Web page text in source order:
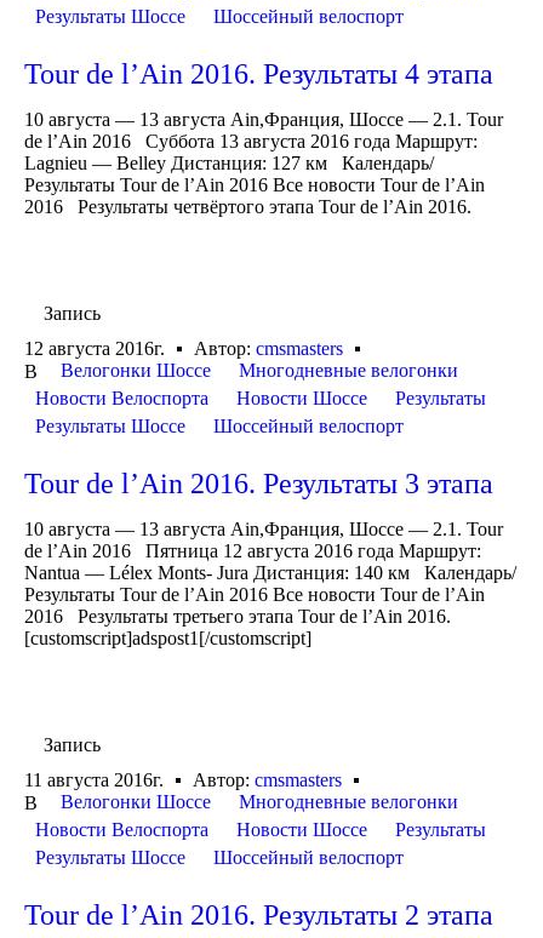
Результаты Шоссе
Шоссейный велоспорт
Tour de l’Ain 2016. Результаты 4 этапа
10 августа — 13 августа Ain,Франция, Шоссе — 2.1. Tour
de l’Ain 2016 Суббота 13 августа 2016 года Маршрут:
Lagnieu — Belley Дистанция: 127 км Календарь/
Результаты Tour de l’Ain 2016 Все новости Tour de l’Ain
2016 Результаты четвёртого этапа Tour de l’Ain 2016.
Запись
12 августа 2016г.
Автор: cmsmasters
В
Велогонки Шоссе
Многодневные велогонки
Новости Велоспорта
Новости Шоссе
Результаты
Результаты Шоссе
Шоссейный велоспорт
Tour de l’Ain 2016. Результаты 3 этапа
10 августа — 13 августа Ain,Франция, Шоссе — 2.1. Tour
de l’Ain 2016 Пятница 12 августа 2016 года Маршрут:
Nantua — Lélex Monts- Jura Дистанция: 140 км Календарь/
Результаты Tour de l’Ain 2016 Все новости Tour de l’Ain
2016 Результаты третьего этапа Tour de l’Ain 2016.
[customscript]adspost1[/customscript]
Запись
11 августа 2016г.
Автор: cmsmasters
В
Велогонки Шоссе
Многодневные велогонки
Новости Велоспорта
Новости Шоссе
Результаты
Результаты Шоссе
Шоссейный велоспорт
Tour de l’Ain 2016. Результаты 2 этапа